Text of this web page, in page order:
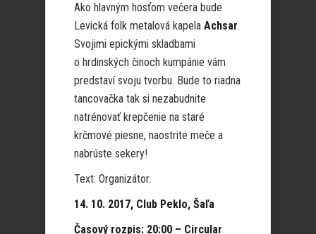
Ako hlavným hosťom večera bude
Levická folk metalová kapela Achsar.
Svojimi epickými skladbami
o hrdinských činoch kumpánie vám
predstaví svoju tvorbu. Bude to riadna
tancovačka tak si nezabudnite
natrénovať krepčenie na staré
krčmové piesne, naostrite meče a
nabrúste sekery!
Text: Organizátor.
14. 10. 2017, Club Peklo, Šaľa
Časový rozpis: 20:00 – Circular